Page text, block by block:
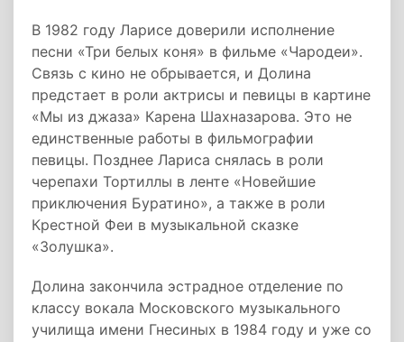
В 1982 году Ларисе доверили исполнение
песни «Три белых коня» в фильме «Чародеи».
Связь с кино не обрывается, и Долина
предстает в роли актрисы и певицы в картине
«Мы из джаза» Карена Шахназарова. Это не
единственные работы в фильмографии
певицы. Позднее Лариса снялась в роли
черепахи Тортиллы в ленте «Новейшие
приключения Буратино», а также в роли
Крестной Феи в музыкальной сказке
«Золушка».
Долина закончила эстрадное отделение по
классу вокала Московского музыкального
училища имени Гнесиных в 1984 году и уже со